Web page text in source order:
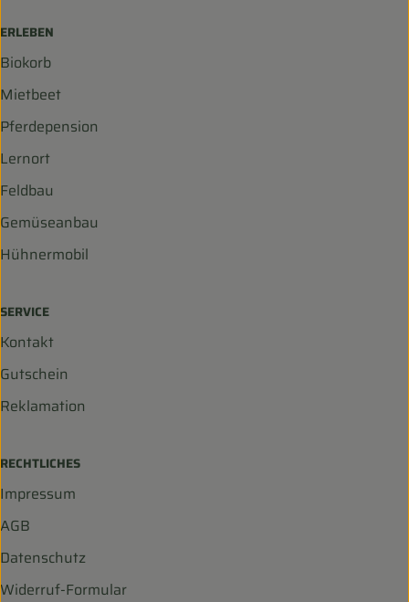
ERLEBEN
Biokorb
Mietbeet
Pferdepension
Lernort
Feldbau
Gemüseanbau
Hühnermobil
SERVICE
Kontakt
Gutschein
Reklamation
RECHTLICHES
Impressum
AGB
Datenschutz
Widerruf-Formular